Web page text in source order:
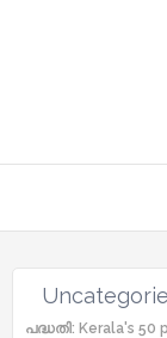
പദ്ധതി: Kerala's 50